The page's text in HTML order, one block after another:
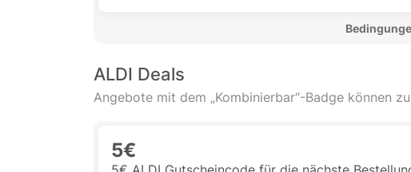
ALDI Deals
Angebote mit dem „Kombinierbar“-Badge können
5€